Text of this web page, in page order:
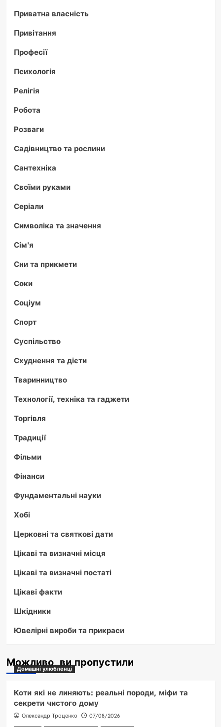
Приватна власність
Привітання
Професії
Психологія
Релігія
Робота
Розваги
Садівництво та рослини
Сантехніка
Своїми руками
Серіали
Символіка та значення
Сім'я
Сни та прикмети
Соки
Соціум
Спорт
Суспільство
Схуднення та дієти
Тваринництво
Технології, техніка та гаджети
Торгівля
Традиції
Фільми
Фінанси
Фундаментальні науки
Хобі
Церковні та святкові дати
Цікаві та визначні місця
Цікаві та визначні постаті
Цікаві факти
Шкідники
Ювелірні вироби та прикраси
Можливо, ви пропустили
Домашні улюбленці
Коти які не линяють: реальні породи, міфи та
секрети чистого дому
Олександр Троценко
07/08/2026